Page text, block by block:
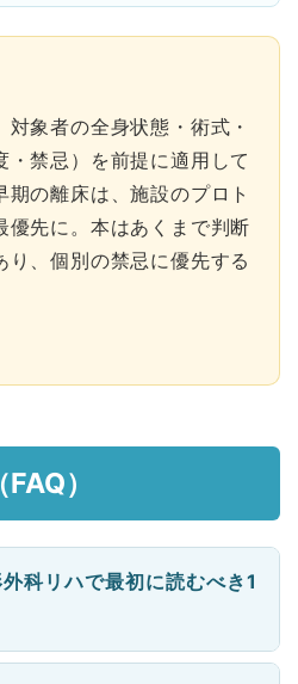
象者の全身状態・術式・
・禁忌）を前提に適用して
期の離床は、施設のプロト
優先に。本はあくまで判断
り、個別の禁忌に優先する
）
科リハで最初に読むべき1